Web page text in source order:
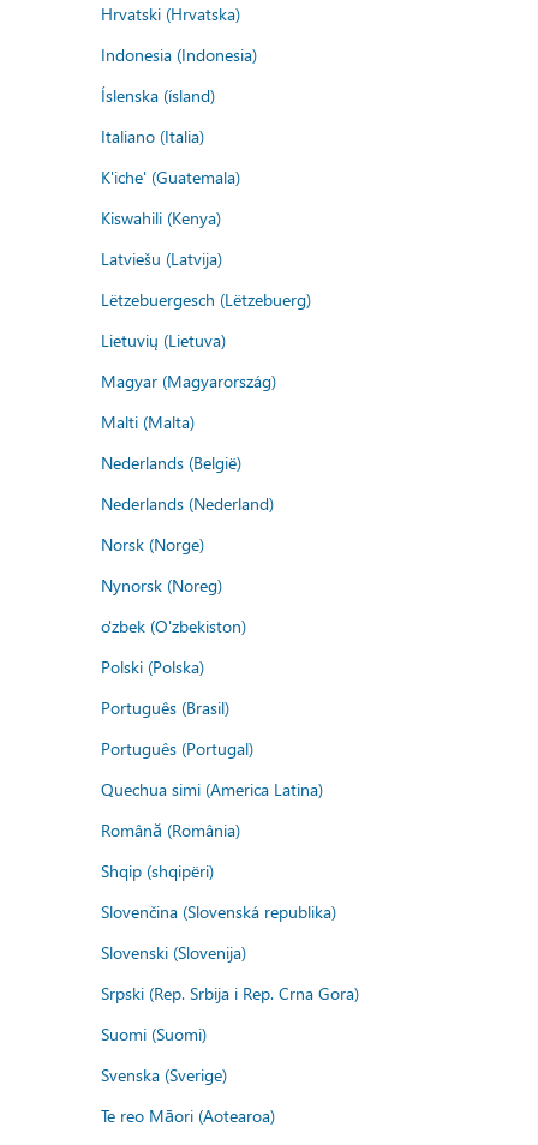
Hrvatski (Hrvatska)
Indonesia (Indonesia)
Íslenska (ísland)
Italiano (Italia)
K'iche' (Guatemala)
Kiswahili (Kenya)
Latviešu (Latvija)
Lëtzebuergesch (Lëtzebuerg)
Lietuvių (Lietuva)
Magyar (Magyarország)
Malti (Malta)
Nederlands (België)
Nederlands (Nederland)
Norsk (Norge)
Nynorsk (Noreg)
o'zbek (O'zbekiston)
Polski (Polska)
Português (Brasil)
Português (Portugal)
Quechua simi (America Latina)
Română (România)
Shqip (shqipëri)
Slovenčina (Slovenská republika)
Slovenski (Slovenija)
Srpski (Rep. Srbija i Rep. Crna Gora)
Suomi (Suomi)
Svenska (Sverige)
Te reo Māori (Aotearoa)